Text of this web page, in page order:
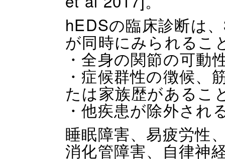
hEDSの臨床診断は
が同時にみられるこ
・全身の関節の可動
・症候群性の徴候、
たは家族歴があるこ
・他疾患が除外され
睡眠障害、易疲労性
消化管障害、自律神